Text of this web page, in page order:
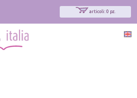
articoli: 0 pz.